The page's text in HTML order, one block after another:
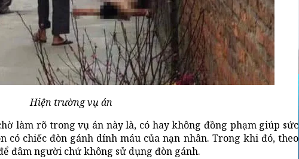
Hiện trường vụ án
làm rõ trong vụ án này là, có hay không đồng phạm giúp sức
có chiếc đòn gánh dính máu của nạn nhân. Trong khi đó, theo
đâm người chứ không sử dụng đòn gánh.